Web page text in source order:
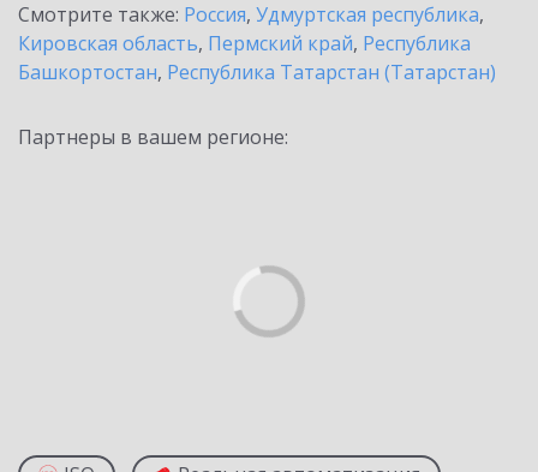
Смотрите также: Россия, Удмуртская республика,
Кировская область, Пермский край, Республика
Башкортостан, Республика Татарстан (Татарстан)
Партнеры в вашем регионе: